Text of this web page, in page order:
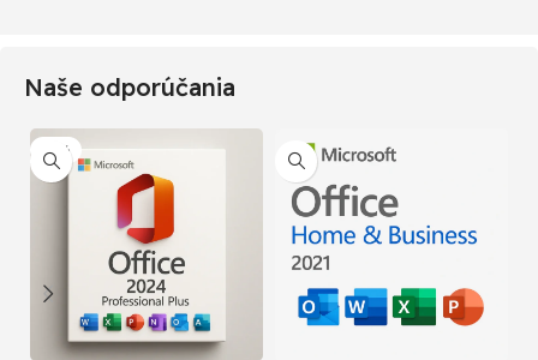
Naše odporúčania
-77%